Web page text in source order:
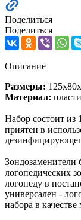
Поделиться
Поделиться
Описание
Размеры:
Материал:
Набор состоит из
приятен в
логопедических
логопеду в
универсален -
набора в